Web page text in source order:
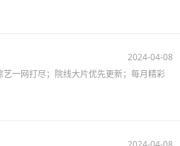
2024-04-08
艺一网打尽；院线大片优先更新；每月精彩